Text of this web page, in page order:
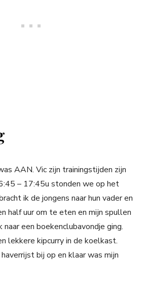
AAN. Vic zijn trainingstijden zijn
– 17:45u stonden we op het
ik de jongens naar hun vader en
half uur om te eten en mijn spullen
een boekenclubavondje ging.
lekkere kipcurry in de koelkast.
bij op en klaar was mijn